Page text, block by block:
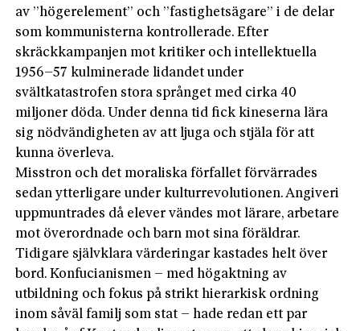
av ”högerelement” och ”fastighetsägare” i de delar
som kommunisterna kontrollerade. Efter
skräckkampanjen mot kritiker och intellektuella
1956–57 kulminerade lidandet under
svältkatastrofen stora språnget med cirka 40
miljoner döda. Under denna tid fick kineserna lära
sig nödvändigheten av att ljuga och stjäla för att
kunna överleva.
Misstron och det moraliska förfallet förvärrades
sedan ytterligare under kulturrevolutionen. Angiveri
uppmuntrades då elever vändes mot lärare, arbetare
mot överordnade och barn mot sina föräldrar.
Tidigare självklara värderingar kastades helt över
bord. Konfucianismen – med högaktning av
utbildning och fokus på strikt hierarkisk ordning
inom såväl familj som stat – hade redan ett par